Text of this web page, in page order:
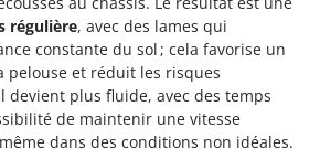
d'air par évaporation
en aluminium
électriques
régulière, avec des lames qui
constante du sol ; cela favorise un
pelouse et réduit les risques
devient plus fluide, avec des temps
de maintenir une vitesse
dans des conditions non idéales.